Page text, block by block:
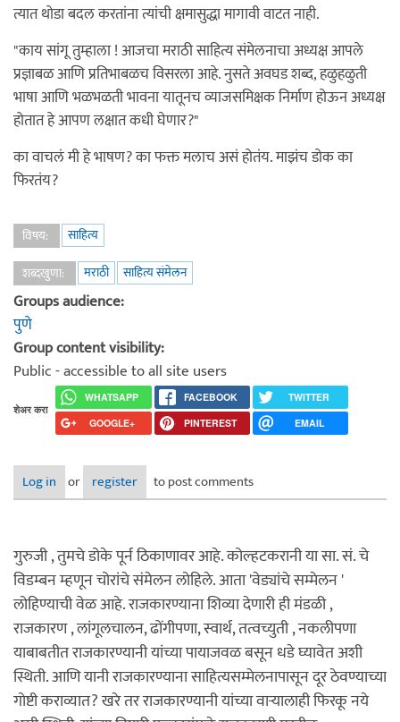
त्यात थोडा बदल करतांना त्यांची क्षमासुद्धा मागावी वाटत नाही.
"काय सांगू तुम्हाला ! आजचा मराठी साहित्य संमेलनाचा अध्यक्ष आपले
प्रज्ञाबळ आणि प्रतिभाबळच विसरला आहे. नुसते अवघड शब्द, हळुहळुती
भाषा आणि भळभळती भावना यातूनच व्याजसमिक्षक निर्माण होऊन अध्यक्ष
होतात हे आपण लक्षात कधी घेणार?"
का वाचलं मी हे भाषण? का फक्त मलाच असं होतंय. माझंच डोक का
फिरतंय?
विषय:
साहित्य
शब्दखुणा:
मराठी साहित्य संमेलन
Groups audience:
पुणे
Group content visibility:
Public - accessible to all site users
शेअर करा
WHATSAPP FACEBOOK
TWITTER
GOOGLE+
PINTEREST EMAIL
Log in or register to post comments
गुरुजी , तुमचे डोके पूर्न ठिकाणावर आहे. कोल्हटकरानी या सा. सं. चे
विडम्बन म्हणून चोरांचे संमेलन लोहिले. आता 'वेड्यांचे सम्मेलन '
लोहिण्याची वेळ आहे. राजकारण्याना शिव्या देणारी ही मंडळी ,
राजकारण , लांगूलचालन, ढोंगीपणा, स्वार्थ, तत्वच्युती , नकलीपणा
याबाबतीत राजकारण्यानी यांच्या पायाजवळ बसून धडे घ्यावेत अशी
स्थिती. आणि यानी राजकारण्याना साहित्यसम्मेलनापासून दूर ठेवण्याच्या
गोष्टी कराव्यात? खरे तर राजकारण्यानी यांच्या वार्‍यालाही फिरकू नये